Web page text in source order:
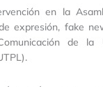
en la
expresión, fake
de la